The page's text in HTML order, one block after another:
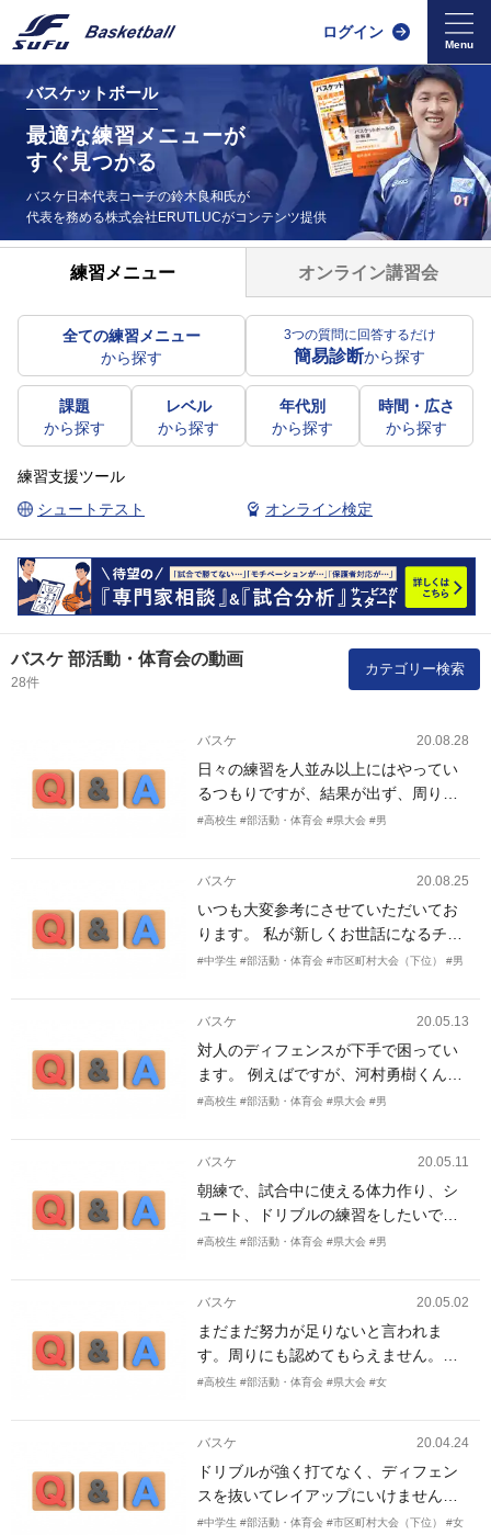
ログイン
バスケットボール
最適な練習メニューが
すぐ見つかる
バスケ日本代表コーチの鈴木良和氏が
代表を務める株式会社ERUTLUCがコンテンツ提供
練習メニュー オンライン講習会
全ての練習メニュー
から探す
3つの質問に回答するだけ
簡易診断から探す
課題
から探す
レベル
から探す
年代別
から探す
時間・広さ
から探す
練習支援ツール
シュートテスト
オンライン検定
バスケ 部活動・体育会の動画
28件
カテゴリー検索
バスケ 20.08.28
日々の練習を人並み以上にはやってい
るつもりですが、結果が出ず、周りに
離されてしまっています。 今の問題点
ような事を意識して練習に取り組んだ
ほうがいいですしょうか? 周りから認
められ、バスケを今以上に楽しめるよ
うになりたいです。
#高校生 #部活動・体育会 #県大会 #男
バスケ 20.08.25
いつも大変参考にさせていただいてお
ります。 私が新しくお世話になるチー
ムは、新入生だけの6名の部員しかおり
ス経験者にボールを持たせて何とかゲ
ームをしている状況です。 これまでの
指導でも感じていたことですが、初心
者を指導していくと、どうしてもオー
試合で活躍できるようにしていくには
どうしたらよいでしょうか？ オフェン
ス、ディフェンスともにご教授いただ
#中学生 #部活動・体育会 #市区町村大会（下位） #男
バスケ 20.05.13
対人のディフェンスが下手で困ってい
ます。 例えばですが、河村勇樹くんの
ようなディフェンスフットワークを身
#高校生 #部活動・体育会 #県大会 #男
バスケ 20.05.11
朝練で、試合中に使える体力作り、シ
ュート、ドリブルの練習をしたいで
す。ポジションはSGです。
#高校生 #部活動・体育会 #県大会 #男
バスケ 20.05.02
まだまだ努力が足りないと言われま
す。周りにも認めてもらえません。上
手くなればいいというのはわかってい
しても、何をすればいいかわかりませ
ん。個人練習で上手くなるにはどうす
ればいいでしょうか。それと、実力を
つける、ということについて教えてく
#高校生 #部活動・体育会 #県大会 #女
バスケ 20.04.24
ドリブルが強く打てなく、ディフェン
スを抜いてレイアップにいけません。
どうすればドリブルがうまくなります
#中学生 #部活動・体育会 #市区町村大会（下位） #女